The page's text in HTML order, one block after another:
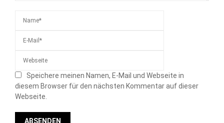
Speichere meinen Namen, E-Mail und Webseite in
diesem Browser für den nächsten Kommentar auf dieser
Webseite.